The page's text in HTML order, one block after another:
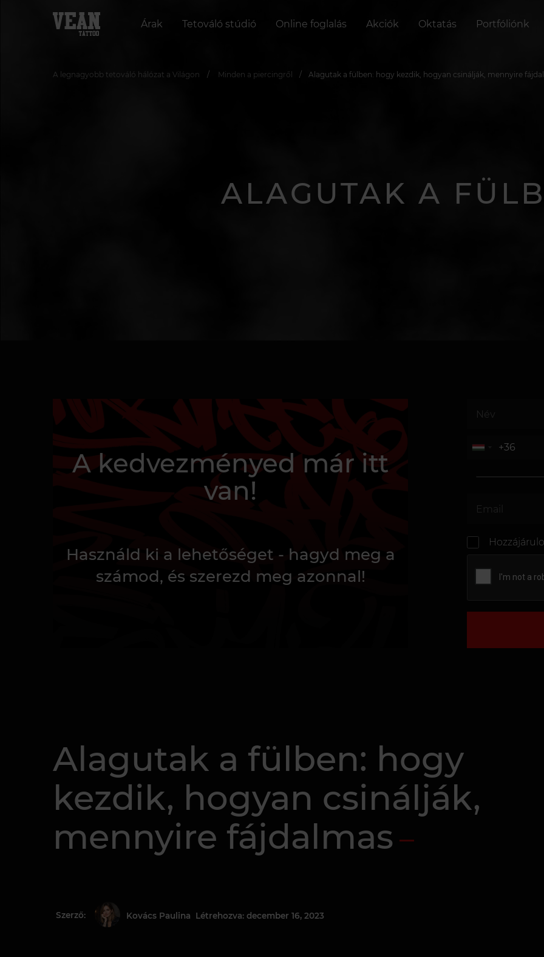
Árak Tetováló stúdió Online foglalás Akciók Oktatás Portfóliónk
A legnagyobb tetováló hálózat a Világon Minden a piercingről Alagutak a fülben: hogy kezdik, hogyan csinálják, mennyire
ALAGUTAK A
A kedvezményed már itt
van!
Használd ki a lehetőséget - hagyd meg a
számod, és szerezd meg azonnal!
Alagutak a fülben: hogy
kezdik, hogyan csinálják,
mennyire fájdalmas
Szerző: Kovács Paulina Létrehozva: december 16, 2023